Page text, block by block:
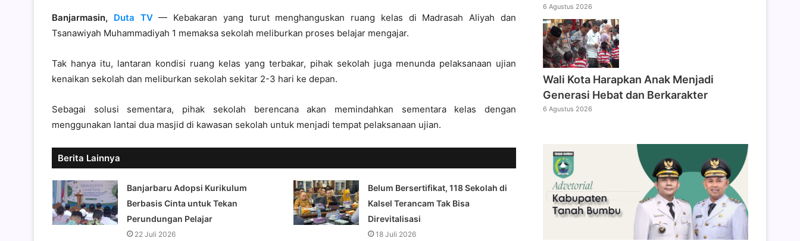
Banjarmasin, Duta TV— Kebakaran yang turut menghanguskan ruang kelas di Madrasah Aliyah dan
Tsanawiyah Muhammadiyah 1 memaksa sekolah meliburkan proses belajar mengajar.
Tak hanya itu, lantaran kondisi ruang kelas yang terbakar, pihak sekolah juga menunda pelaksanaan ujian
kenaikan sekolah dan meliburkan sekolah sekitar 2-3 hari ke depan.
Sebagai solusi sementara, pihak sekolah berencana akan memindahkan sementara kelas dengan
menggunakan lantai dua masjid di kawasan sekolah untuk menjadi tempat pelaksanaan ujian.
Berita Lainnya
Banjarbaru Adopsi Kurikulum
Berbasis Cinta untuk Tekan
Perundungan Pelajar
22 Juli 2026
Belum Bersertifikat, 118 Sekolah di
Kalsel Terancam Tak Bisa
Direvitalisasi
18 Juli 2026
6 Agustus 2026
Wali Kota Harapkan Anak Menjadi
Generasi Hebat dan Berkarakter
6 Agustus 2026